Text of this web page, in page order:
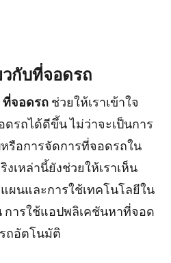
วกับที่จอดรถ
ที่จอดรถ ช่วยให้เราเข้าใจ
รถได้ดีขึ้น ไม่ว่าจะเป็นการ
รือการจัดการที่จอดรถใน
งเหล่านี้ยังช่วยให้เราเห็น
ผนและการใช้เทคโนโลยีใน
การใช้แอปพลิเคชันหาที่จอด
ถอัตโนมัติ